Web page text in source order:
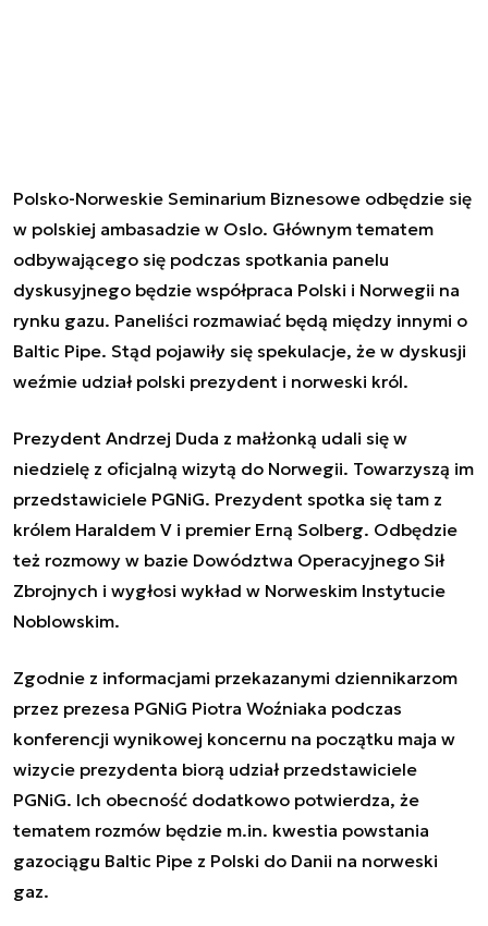
Polsko-Norweskie Seminarium Biznesowe odbędzie się
w polskiej ambasadzie w Oslo. Głównym tematem
odbywającego się podczas spotkania panelu
dyskusyjnego będzie współpraca Polski i Norwegii na
rynku gazu. Paneliści rozmawiać będą między innymi o
Baltic Pipe. Stąd pojawiły się spekulacje, że w dyskusji
weźmie udział polski prezydent i norweski król.
Prezydent Andrzej Duda z małżonką udali się w
niedzielę z oficjalną wizytą do Norwegii. Towarzyszą im
przedstawiciele PGNiG. Prezydent spotka się tam z
królem Haraldem V i premier Erną Solberg. Odbędzie
też rozmowy w bazie Dowództwa Operacyjnego Sił
Zbrojnych i wygłosi wykład w Norweskim Instytucie
Noblowskim.
Zgodnie z informacjami przekazanymi dziennikarzom
przez prezesa PGNiG Piotra Woźniaka podczas
konferencji wynikowej koncernu na początku maja w
wizycie prezydenta biorą udział przedstawiciele
PGNiG. Ich obecność dodatkowo potwierdza, że
tematem rozmów będzie m.in. kwestia powstania
gazociągu Baltic Pipe z Polski do Danii na norweski
gaz.